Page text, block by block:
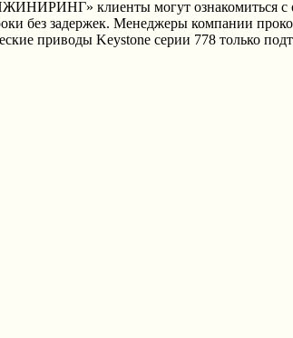
клиенты могут ознакомиться с
без задержек. Менеджеры компании
приводы Keystone серии 778 только